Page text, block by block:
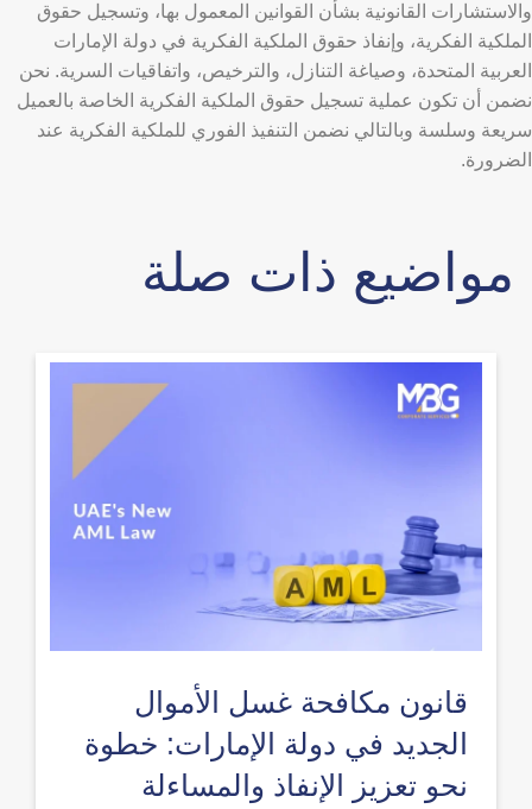
والاستشارات القانونية بشأن القوانين المعمول بها، وتسجيل حقوق
الملكية الفكرية، وإنفاذ حقوق الملكية الفكرية في دولة الإمارات
العربية المتحدة، وصياغة التنازل، والترخيص، واتفاقيات السرية. نحن
نضمن أن تكون عملية تسجيل حقوق الملكية الفكرية الخاصة بالعميل
سريعة وسلسة وبالتالي نضمن التنفيذ الفوري للملكية الفكرية عند
الضرورة.
قانون مكافحة غسل الأموال
الجديد في دولة الإمارات: خطوة
نحو تعزيز الإنفاذ والمساءلة
مواضيع ذات صلة